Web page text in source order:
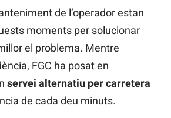
de l’operador estan
moments per solucionar
el problema. Mentre
FGC ha posat en
servei alternatiu percarretera
de cada deu minuts.